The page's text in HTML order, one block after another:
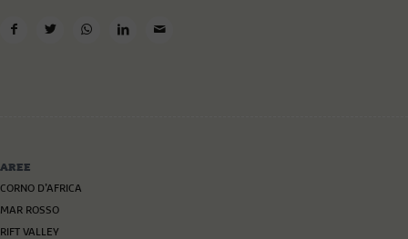
AREE
CORNO D’AFRICA
MAR ROSSO
RIFT VALLEY